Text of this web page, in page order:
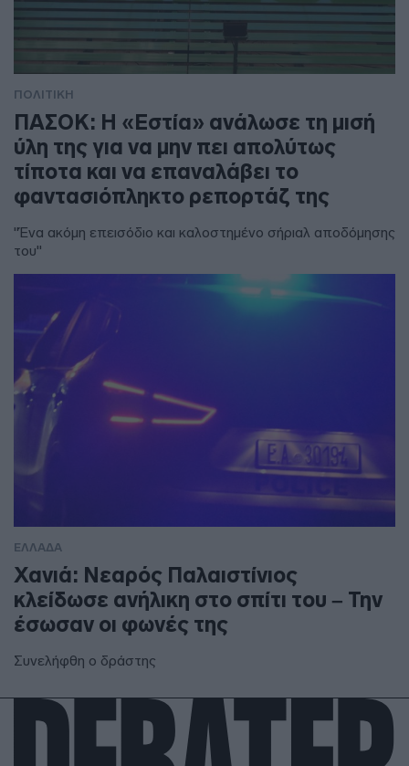
ΠΟΛΙΤΙΚΗ
ΠΑΣΟΚ: Η «Εστία» ανάλωσε τη μισή
ύλη της για να μην πει απολύτως
τίποτα και να επαναλάβει το
φαντασιόπληκτο ρεπορτάζ της
"Ένα ακόμη επεισόδιο και καλοστημένο σήριαλ αποδόμησης
του"
ΕΛΛΑΔΑ
Χανιά: Νεαρός Παλαιστίνιος
κλείδωσε ανήλικη στο σπίτι του – Την
έσωσαν οι φωνές της
Συνελήφθη ο δράστης